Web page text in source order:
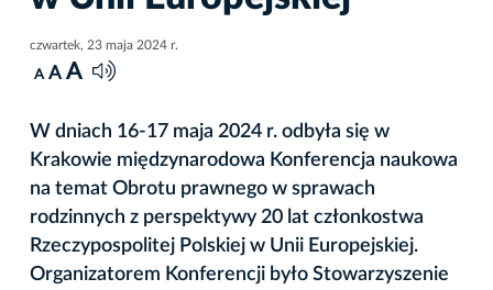
czwartek, 23 maja 2024 r.
A A A
W dniach 16-17 maja 2024 r. odbyła się w
Krakowie międzynarodowa Konferencja naukowa
na temat Obrotu prawnego w sprawach
rodzinnych z perspektywy 20 lat członkostwa
Rzeczypospolitej Polskiej w Unii Europejskiej.
Organizatorem Konferencji było Stowarzyszenie